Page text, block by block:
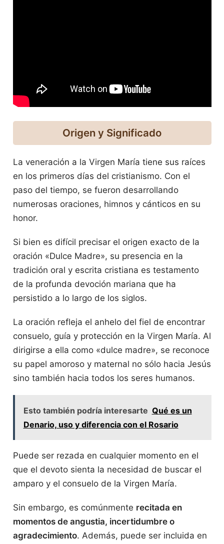
Origen y Significado
La veneración a la Virgen María tiene sus raíces
en los primeros días del cristianismo. Con el
paso del tiempo, se fueron desarrollando
numerosas oraciones, himnos y cánticos en su
honor.
Si bien es difícil precisar el origen exacto de la
oración «Dulce Madre», su presencia en la
tradición oral y escrita cristiana es testamento
de la profunda devoción mariana que ha
persistido a lo largo de los siglos.
La oración refleja el anhelo del fiel de encontrar
consuelo, guía y protección en la Virgen María. Al
dirigirse a ella como «dulce madre», se reconoce
su papel amoroso y maternal no sólo hacia Jesús
sino también hacia todos los seres humanos.
Esto también podría interesarte Qué es un
Denario, uso y diferencia con el Rosario
Puede ser rezada en cualquier momento en el
que el devoto sienta la necesidad de buscar el
amparo y el consuelo de la Virgen María.
Sin embargo, es comúnmente recitada en
momentos de angustia, incertidumbre o
agradecimiento. Además, puede ser incluida en